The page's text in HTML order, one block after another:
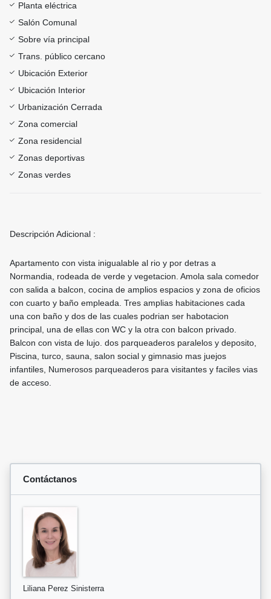
Planta eléctrica
Salón Comunal
Sobre vía principal
Trans. público cercano
Ubicación Exterior
Ubicación Interior
Urbanización Cerrada
Zona comercial
Zona residencial
Zonas deportivas
Zonas verdes
Descripción Adicional :
Apartamento con vista inigualable al rio y por detras a
Normandia, rodeada de verde y vegetacion. Amola sala comedor
con salida a balcon, cocina de amplios espacios y zona de oficios
con cuarto y baño empleada. Tres amplias habitaciones cada
una con baño y dos de las cuales podrian ser habotacion
principal, una de ellas con WC y la otra con balcon privado.
Balcon con vista de lujo. dos parqueaderos paralelos y deposito,
Piscina, turco, sauna, salon social y gimnasio mas juejos
infantiles, Numerosos parqueaderos para visitantes y faciles vias
de acceso.
Contáctanos
Liliana Perez Sinisterra